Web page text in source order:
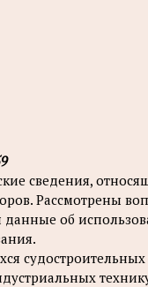
сведения,
Рассмотрены
об